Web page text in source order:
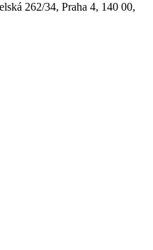
262/34, Praha 4, 140 00,